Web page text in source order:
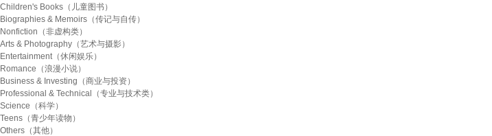
Children's Books（儿童图书）
Biographies & Memoirs（传记与自传）
Nonfiction（非虚构类）
Arts & Photography（艺术与摄影）
Entertainment（休闲娱乐）
Romance（浪漫小说）
Business & Investing（商业与投资）
Professional & Technical（专业与技术类）
Science（科学）
Teens（青少年读物）
Others（其他）